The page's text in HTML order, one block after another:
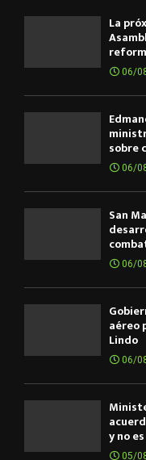
La
06/
sobre
06/
San
06/
aéreo
Lindo
06/
y no
05/